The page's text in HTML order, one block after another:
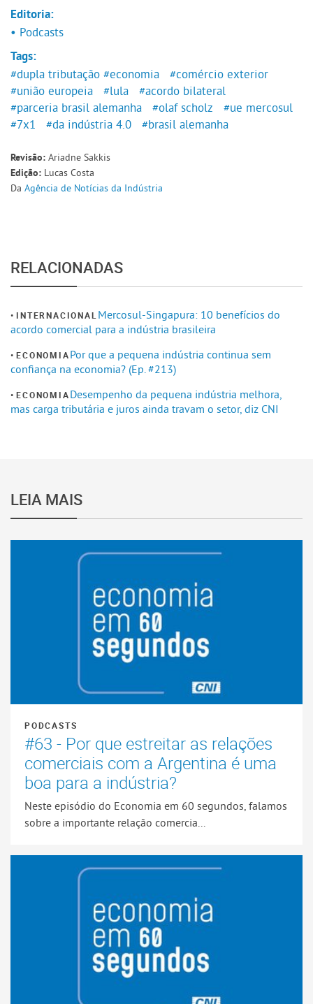
Editoria:
• Podcasts
Tags:
#dupla tributação #economia
#comércio exterior
#união europeia
#lula
#acordo bilateral
#parceria brasil alemanha
#olaf scholz
#ue mercosul
#7x1
#da indústria 4.0 #brasil alemanha
Revisão: Ariadne Sakkis
Edição: Lucas Costa
Da Agência de Notícias da Indústria
RELACIONADAS
INTERNACIONAL Mercosul-Singapura: 10 benefícios do
acordo comercial para a indústria brasileira
ECONOMIAPor que a pequena indústria continua sem
confiança na economia? (Ep. #213)
ECONOMIADesempenho da pequena indústria melhora,
mas carga tributária e juros ainda travam o setor, diz CNI
LEIA MAIS
PODCASTS
#63 - Por que estreitar as relações
comerciais com a Argentina é uma
boa para a indústria?
Neste episódio do Economia em 60 segundos, falamos
sobre a importante relação comercia...